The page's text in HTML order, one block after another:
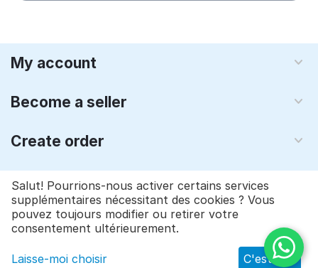
My account
Become a seller
Create order
About us
© 1997 - 2026 Qyraz, inc.. RéalisationCS-Cart - logiciel e-
commerce
Salut! Pourrions-nous activer certains services
supplémentaires nécessitant des cookies ? Vous
pouvez toujours modifier ou retirer votre
consentement ultérieurement.
Laisse-moi choisir C'est bon